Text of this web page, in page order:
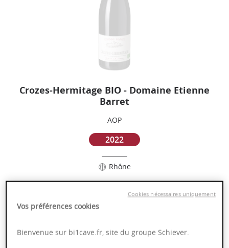
Crozes-Hermitage BIO - Domaine Etienne
Barret
AOP
2022
Rhône
Complexité
Fruité
Vos préférences cookies
Bienvenue sur bi1cave.fr, site du groupe Schiever.
Cookies nécessaires uniquement